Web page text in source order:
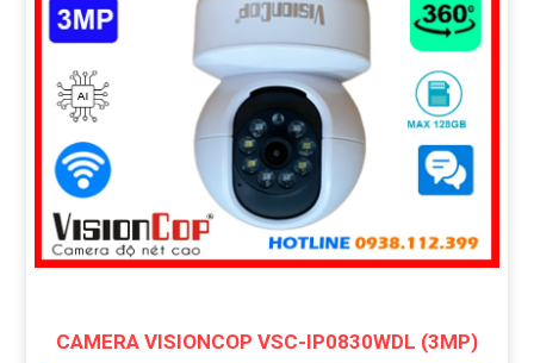
CAMERA VISIONCOP VSC-IP0830WDL (3MP)